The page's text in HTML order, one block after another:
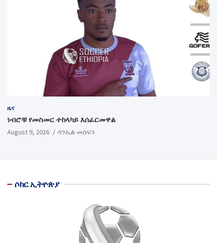
ዜና
ነብሮቹ የመስመር ተከላካይ እሰፈርመዋል
August 9, 2026 ዳንኤል መስፍን
ሶከር ኢትዮጵያ